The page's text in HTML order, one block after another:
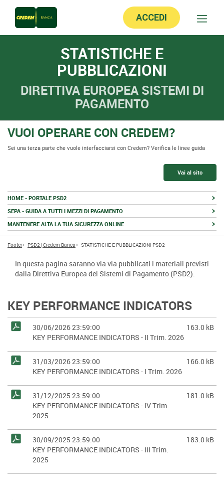
ACCEDI
STATISTICHE E
PUBBLICAZIONI
DIRETTIVA EUROPEA SISTEMI DI
PAGAMENTO
VUOI OPERARE CON CREDEM?
Sei una terza parte che vuole interfacciarsi con Credem? Verifica le linee guida
Vai al sito
HOME - PORTALE PSD2
SEPA - GUIDA A TUTTI I MEZZI DI PAGAMENTO
MANTENERE ALTA LA TUA SICUREZZA ONLINE
Footer PSD2 | Credem Banca STATISTICHE E PUBBLICAZIONI PSD2
In questa pagina saranno via via pubblicati i materiali previsti
dalla Direttiva Europea dei Sistemi di Pagamento (PSD2).
KEY PERFORMANCE INDICATORS
30/06/2026 23:59:00
KEY PERFORMANCE INDICATORS - II Trim. 2026
163.0 kB
31/03/2026 23:59:00
KEY PERFORMANCE INDICATORS - I Trim. 2026
166.0 kB
31/12/2025 23:59:00
KEY PERFORMANCE INDICATORS - IV Trim.
2025
181.0 kB
30/09/2025 23:59:00
KEY PERFORMANCE INDICATORS - III Trim.
2025
183.0 kB